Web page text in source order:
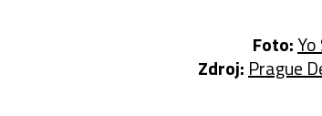
Foto:Yo
Zdroj: Prague